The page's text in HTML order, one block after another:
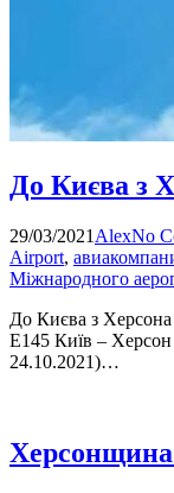
До Києва з
29/03/2021 AlexNo
Airport,
Міжнародного
До Києва з Херсона
E145 Київ –
24.10.2021)…